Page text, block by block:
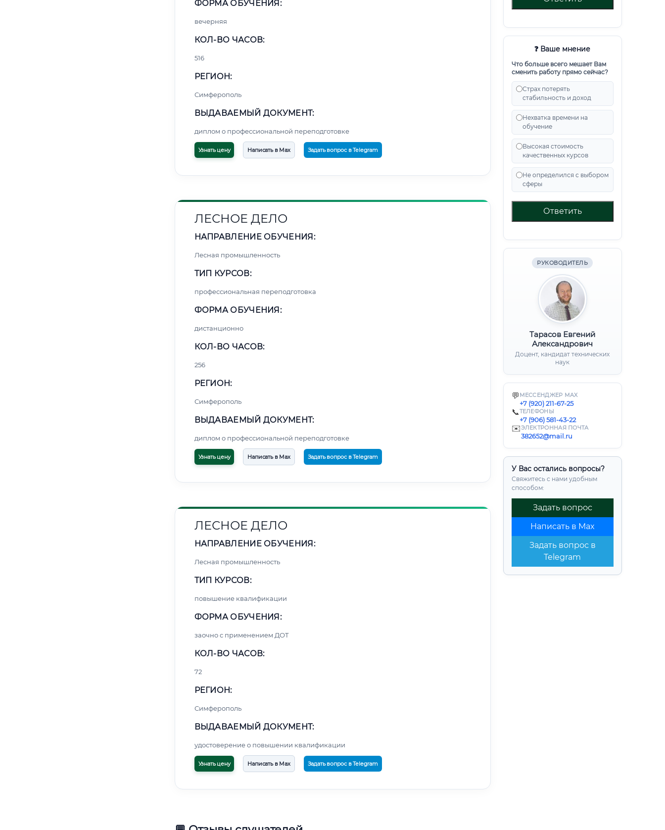
❓ Ваше мнение
Что больше всего мешает Вам
сменить работу прямо сейчас?
Страх потерять
стабильность и доход
Нехватка времени на
обучение
Высокая стоимость
качественных курсов
Не определился с выбором
сферы
Ответить
РУКОВОДИТЕЛЬ
Тарасов Евгений
Александрович
Доцент, кандидат технических
наук
💬 МЕССЕНДЖЕР MAX
+7 (920) 211-67-25
📞ТЕЛЕФОНЫ
+7 (906) 581-43-22
✉️ЭЛЕКТРОННАЯ ПОЧТА
382652@mail.ru
У Вас остались вопросы?
Свяжитесь с нами удобным
способом:
Задать вопрос
Написать в Max
Задать вопрос в
Telegram
ФОРМА ОБУЧЕНИЯ:
вечерняя
КОЛ-ВО ЧАСОВ:
516
РЕГИОН:
Симферополь
ВЫДАВАЕМЫЙ ДОКУМЕНТ:
диплом о профессиональной переподготовке
Узнать цену Написать в Max Задать вопрос в Telegram
ЛЕСНОЕ ДЕЛО
НАПРАВЛЕНИЕ ОБУЧЕНИЯ:
Лесная промышленность
ТИП КУРСОВ:
профессиональная переподготовка
ФОРМА ОБУЧЕНИЯ:
дистанционно
КОЛ-ВО ЧАСОВ:
256
РЕГИОН:
Симферополь
ВЫДАВАЕМЫЙ ДОКУМЕНТ:
диплом о профессиональной переподготовке
Узнать цену Написать в Max Задать вопрос в Telegram
ЛЕСНОЕ ДЕЛО
НАПРАВЛЕНИЕ ОБУЧЕНИЯ:
Лесная промышленность
ТИП КУРСОВ:
повышение квалификации
ФОРМА ОБУЧЕНИЯ:
заочно с применением ДОТ
КОЛ-ВО ЧАСОВ:
72
РЕГИОН:
Симферополь
ВЫДАВАЕМЫЙ ДОКУМЕНТ:
удостоверение о повышении квалификации
Узнать цену Написать в Max Задать вопрос в Telegram